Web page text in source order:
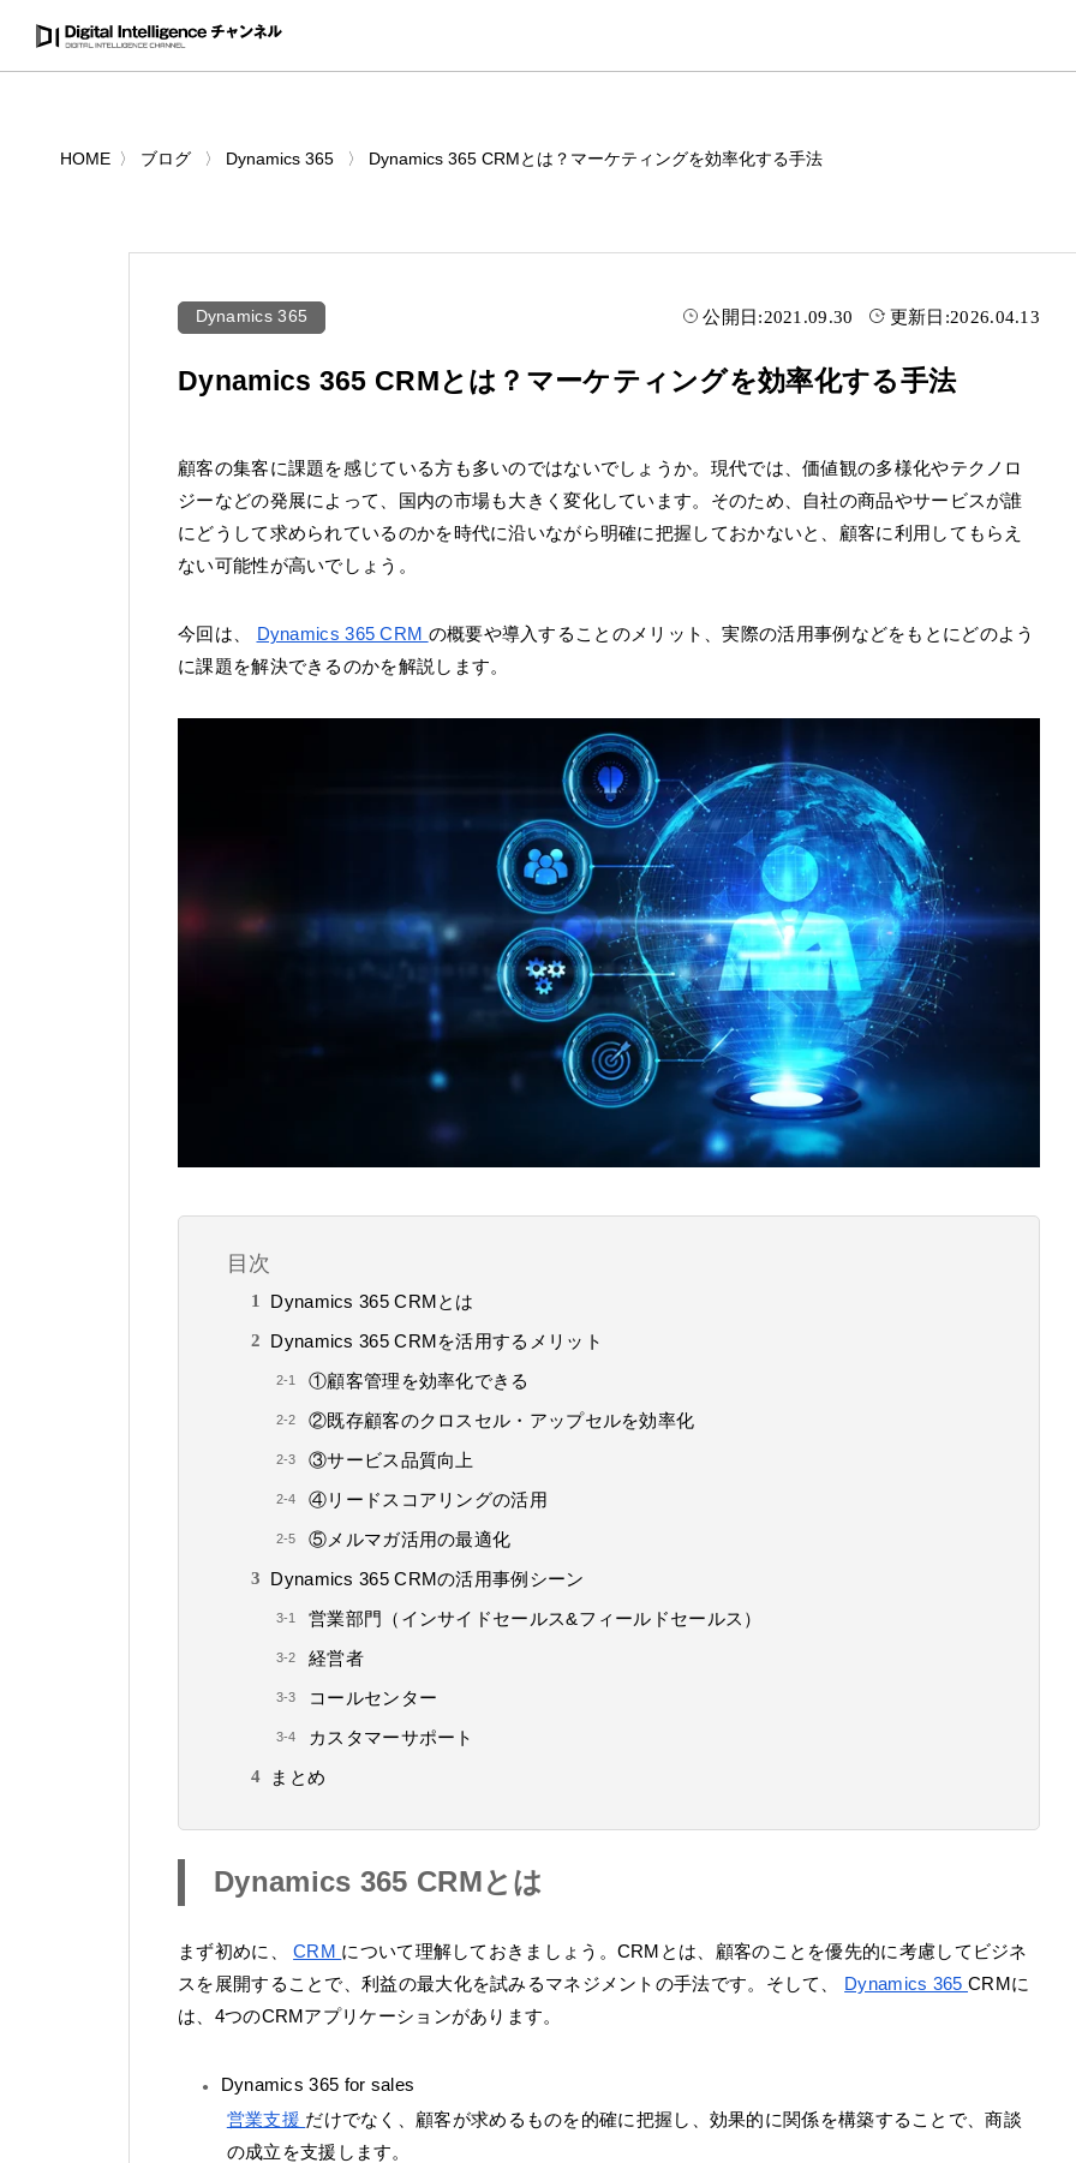
HOME ブログ Dynamics 365 Dynamics 365 CRMとは？マーケティングを効率化する手法
Dynamics 365 公開日:2021.09.30 更新日:2026.04.13
Dynamics 365 CRMとは？マーケティングを効率化する手法
顧客の集客に課題を感じている方も多いのではないでしょうか。現代では、価値観の多様化やテクノロ
ジーなどの発展によって、国内の市場も大きく変化しています。そのため、自社の商品やサービスが誰
にどうして求められているのかを時代に沿いながら明確に把握しておかないと、顧客に利用してもらえ
ない可能性が高いでしょう。
今回は、 Dynamics 365 CRM の概要や導入することのメリット、実際の活用事例などをもとにどのよう
に課題を解決できるのかを解説します。
目次
Dynamics 365 CRMとは
Dynamics 365 CRMを活用するメリット
①顧客管理を効率化できる
②既存顧客のクロスセル・アップセルを効率化
③サービス品質向上
④リードスコアリングの活用
⑤メルマガ活用の最適化
Dynamics 365 CRMの活用事例シーン
営業部門（インサイドセールス&フィールドセールス）
経営者
コールセンター
カスタマーサポート
まとめ
Dynamics 365 CRMとは
まず初めに、CRM について理解しておきましょう。CRMとは、顧客のことを優先的に考慮してビジネ
スを展開することで、利益の最大化を試みるマネジメントの手法です。そして、 Dynamics 365CRMに
は、4つのCRMアプリケーションがあります。
Dynamics 365 for sales
営業支援 だけでなく、顧客が求めるものを的確に把握し、効果的に関係を構築することで、商談
の成立を支援します。